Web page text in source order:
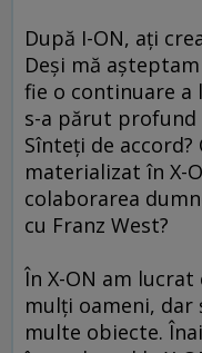
După I-ON, ați
Deși mă așteptam
fie o continuare a
s-a părut
Sînteți de accord?
materializat în X-
colaborarea
cu Franz West?
În X-ON am lucrat
mulți oameni, dar
multe obiecte.